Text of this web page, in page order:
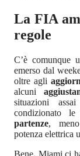
La FIA
regole
C’è comunque
emerso dal
oltre agli
alcuni
situazioni
condizionato
partenze,
potenza elettrica
Bene, Miami ci